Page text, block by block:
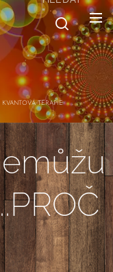
TERAPIE